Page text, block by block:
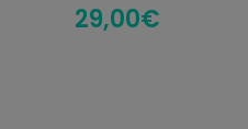
29,00€